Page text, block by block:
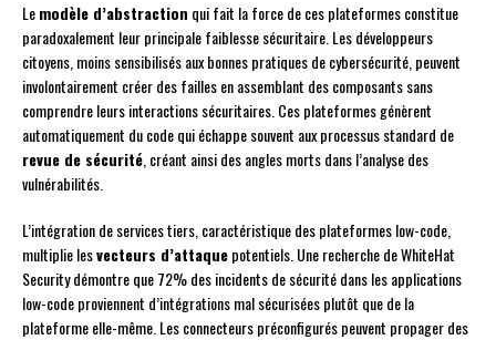
Lemodèle d’abstraction qui fait la force de ces plateformes constitue
paradoxalement leur principale faiblesse sécuritaire. Les développeurs
citoyens, moins sensibilisés aux bonnes pratiques de cybersécurité, peuvent
involontairement créer des failles en assemblant des composants sans
comprendre leurs interactions sécuritaires. Ces plateformes génèrent
automatiquement du code qui échappe souvent aux processus standard de
revue de sécurité , créant ainsi des angles morts dans l’analyse des
vulnérabilités.
L’intégration de services tiers, caractéristique des plateformes low-code,
multiplie lesvecteurs d’attaquepotentiels. Une recherche de WhiteHat
Security démontre que 72% des incidents de sécurité dans les applications
low-code proviennent d’intégrations mal sécurisées plutôt que de la
plateforme elle-même. Les connecteurs préconfigurés peuvent propager des